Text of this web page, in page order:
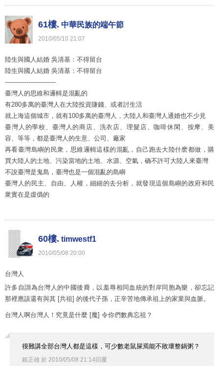
61樓. 中華民族的端午節
2010/05/10 21:07
陸生與國人結婚 吳清基：不得留台
陸生與國人結婚 吳清基：不得留台
--------------------------
臺灣人的思維和邏輯是混亂的
有280多萬的臺灣人在大陸投資賺錢、或者討生活
就上海這個城市，就有100多萬的臺灣人，大陸人和臺灣人通婚也不少見
臺灣人的學校、臺灣人的商店、洗衣店、理髮店、咖啡休閑、按摩、美
容、等等，都是臺灣人的生意、公司、廠家
再看臺灣島嶼的民衆，思維邏輯這樣的混亂，自己跑去大陸什麽都做，購
買大陸人的土地、污染當地的土地、水源、空氣，确不許可大陸人來臺灣
不說臺灣是鬼島，臺灣也是一個混亂的島嶼
臺灣人的民主、自由、人權，細細的去分析，就發現這個島嶼的政府和民
衆實在是虛僞的
60樓. timwestf1
2010/05/08 20:00
台灣人
許多自詡為台灣人的中國後裔，以羞辱相同血統的對岸同胞為樂，卻忘記
那裡應該還有與其 [共祖] 的後代子孫，正辛苦地傳承祖上的家業與血脈。
台灣人啊台灣人！究竟是什麼 [魔] 令你們數典忘祖？
很難講全部台灣人都是這樣，可少數老鼠屎焉能不敗壞整鍋粥？
銀正雄 於 2010/05/08 21:14回覆